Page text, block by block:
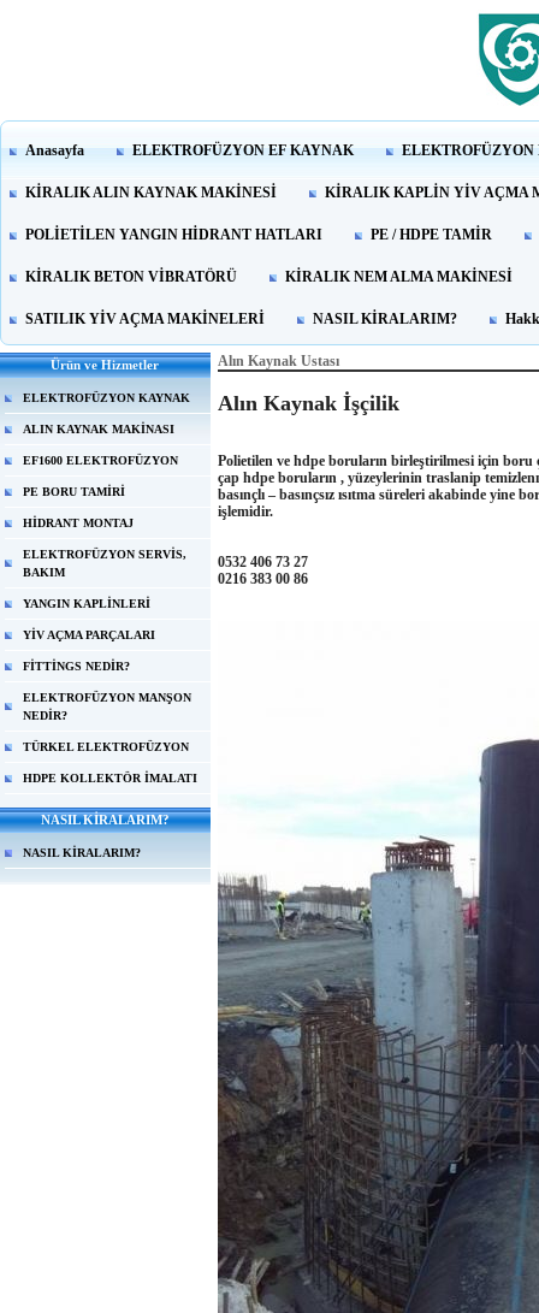
Anasayfa ELEKTROFÜZYON EF KAYNAK
KİRALIK ALIN KAYNAK MAKİNESİ KİRALIK KAPLİN YİV AÇMA
POLİETİLEN YANGIN HİDRANT HATLARI PE / HDPE TAMİR
KİRALIK BETON VİBRATÖRÜ KİRALIK NEM ALMA MAKİNESİ
SATILIK YİV AÇMA MAKİNELERİ NASIL KİRALARIM?
Ürün ve Hizmetler
ELEKTROFÜZYON KAYNAK
ALIN KAYNAK MAKİNASI
EF1600 ELEKTROFÜZYON
PE BORU TAMİRİ
HİDRANT MONTAJ
ELEKTROFÜZYON SERVİS,
BAKIM
YANGIN KAPLİNLERİ
YİV AÇMA PARÇALARI
FİTTİNGS NEDİR?
ELEKTROFÜZYON MANŞON
NEDİR?
TÜRKEL ELEKTROFÜZYON
HDPE KOLLEKTÖR İMALATI
NASIL KİRALARIM?
NASIL KİRALARIM?
Alın Kaynak Ustası
Alın Kaynak İşçilik
Polietilen ve hdpe boruların birleştirilmesi için boru
çap hdpe boruların , yüzeylerinin traslanip
basınçlı – basınçsız ısıtma süreleri akabinde yine
işlemidir.
0532 406 73 27
0216 383 00 86